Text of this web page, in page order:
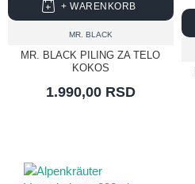
MR. BLACK
MR. BLACK PILING ZA TELO
KOKOS
1.990,00 RSD
+ WARENKORB